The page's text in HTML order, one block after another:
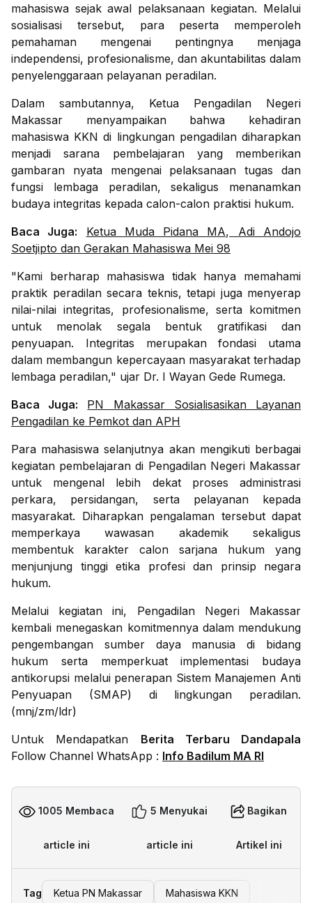
mahasiswa sejak awal pelaksanaan kegiatan. Melalui
sosialisasi tersebut, para peserta memperoleh
pemahaman mengenai pentingnya menjaga
independensi, profesionalisme, dan akuntabilitas dalam
penyelenggaraan pelayanan peradilan.
Dalam sambutannya, Ketua Pengadilan Negeri
Makassar menyampaikan bahwa kehadiran
mahasiswa KKN di lingkungan pengadilan diharapkan
menjadi sarana pembelajaran yang memberikan
gambaran nyata mengenai pelaksanaan tugas dan
fungsi lembaga peradilan, sekaligus menanamkan
budaya integritas kepada calon-calon praktisi hukum.
Baca Juga:
Ketua Muda Pidana MA, Adi Andojo
Soetjipto dan Gerakan Mahasiswa Mei 98
"Kami berharap mahasiswa tidak hanya memahami
praktik peradilan secara teknis, tetapi juga menyerap
nilai-nilai integritas, profesionalisme, serta komitmen
untuk menolak segala bentuk gratifikasi dan
penyuapan. Integritas merupakan fondasi utama
dalam membangun kepercayaan masyarakat terhadap
lembaga peradilan," ujar Dr. I Wayan Gede Rumega.
Baca Juga:
PN Makassar Sosialisasikan Layanan
Pengadilan ke Pemkot dan APH
Para mahasiswa selanjutnya akan mengikuti berbagai
kegiatan pembelajaran di Pengadilan Negeri Makassar
untuk mengenal lebih dekat proses administrasi
perkara, persidangan, serta pelayanan kepada
masyarakat. Diharapkan pengalaman tersebut dapat
memperkaya wawasan akademik sekaligus
membentuk karakter calon sarjana hukum yang
menjunjung tinggi etika profesi dan prinsip negara
hukum.
Melalui kegiatan ini, Pengadilan Negeri Makassar
kembali menegaskan komitmennya dalam mendukung
pengembangan sumber daya manusia di bidang
hukum serta memperkuat implementasi budaya
antikorupsi melalui penerapan Sistem Manajemen Anti
Penyuapan (SMAP) di lingkungan peradilan.
(mnj/zm/ldr)
Untuk Mendapatkan Berita Terbaru Dandapala
Follow Channel WhatsApp : Info Badilum MA RI
1005 Membaca
article ini
5 Menyukai
article ini
Bagikan
Artikel ini
Tag Ketua PN Makassar Mahasiswa KKN